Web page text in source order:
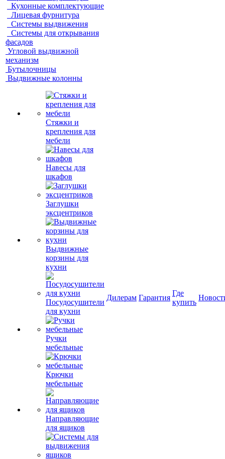
Кухонные комплектующие
Лицевая фурнитура
Системы выдвижения
Системы для открывания
фасадов
Угловой выдвижной
механизм
Бутылочницы
Выдвижные колонны
Стяжки и
крепления для
мебели
Навесы для
шкафов
Заглушки
эксцентриков
Выдвижные
корзины для
кухни
Посудосушители
для кухни
Ручки
мебельные
Крючки
мебельные
Направляющие
для ящиков
Дилерам Гарантия
Где
купить